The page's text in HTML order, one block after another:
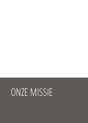
ONZE MISSIE